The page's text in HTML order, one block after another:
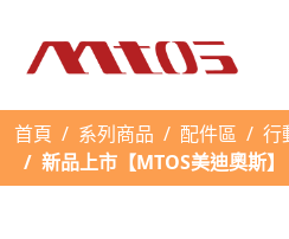
首頁 系列商品 配件區
行
新品上市【MTOS美迪奧斯